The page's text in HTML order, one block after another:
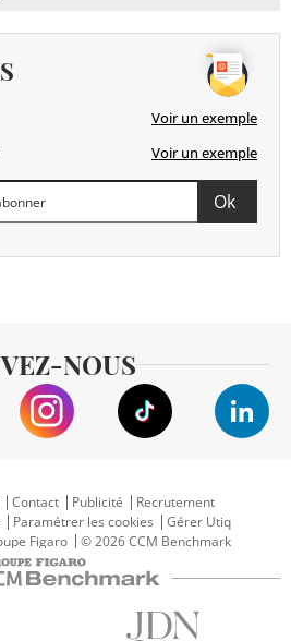
Voir un exemple
Voir un exemple
NOUS
Contact Publicité
Recrutement
Paramétrer les cookies
Gérer Utiq
Figaro © 2026 CCM Benchmark